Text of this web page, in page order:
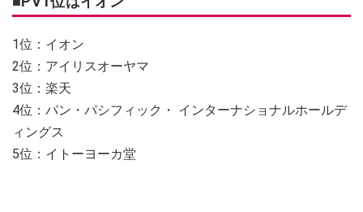
1位：イオン
2位：アイリスオーヤマ
3位：楽天
4位：パン・パシフィック・ インターナショナルホールデ
ィングス
5位：イトーヨーカ堂